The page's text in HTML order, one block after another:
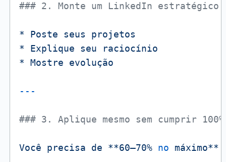
### 2. Monte um LinkedIn estratégico
* Poste seus
projetos
*
Explique seu
raciocínio
* Mostre evolução
### 3. Aplique mesmo sem cumprir
Você precisa de **60–70% no máximo**